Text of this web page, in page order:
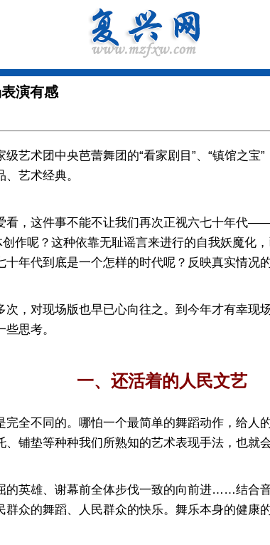
演有感
术团中央芭蕾舞团的“看家剧目”、“镇馆之宝
艺术经典。
，这件事不能不让我们再次正视六七十年代
作呢？这种依靠无耻谣言来进行的自我妖魔化
年代到底是一个怎样的时代呢？反映真实情况
对现场版也早已心向往之。到今年才有幸现
思考。
一、还活着的人民文艺
不同的。哪怕一个最简单的舞蹈动作，给人
铺垫等种种我们所熟知的艺术表现手法，也就
英雄、谢幕前全体步伐一致的向前进……结合
众的舞蹈、人民群众的快乐。舞乐本身的健康